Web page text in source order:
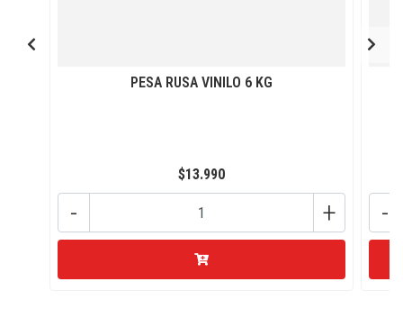
PESA RUSA VINILO 6 KG
$13.990
+
- -